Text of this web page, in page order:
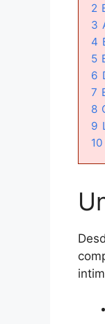
2
3
4
5
6
7
8
9
10